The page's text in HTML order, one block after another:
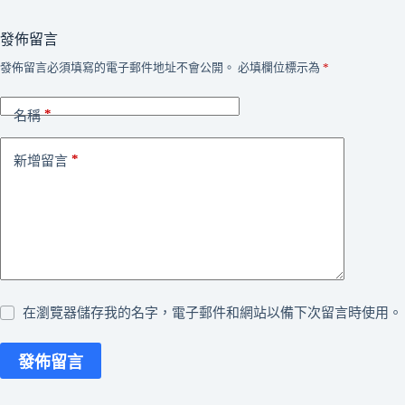
發佈留言
發佈留言必須填寫的電子郵件地址不會公開。 必填欄位標示為 *
名稱*
新增留言 *
在瀏覽器儲存我的名字，電子郵件和網站以備下次留言時使用。
發佈留言